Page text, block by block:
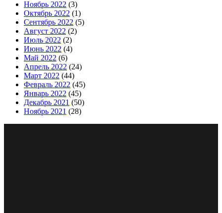
Ноябрь 2022 (3)
Октябрь 2022 (1)
Сентябрь 2022 (5)
Август 2022 (2)
Июль 2022 (2)
Июнь 2022 (4)
Май 2022 (6)
Апрель 2022 (24)
Март 2022 (44)
Февраль 2022 (45)
Январь 2022 (45)
Декабрь 2021 (50)
Ноябрь 2021 (28)